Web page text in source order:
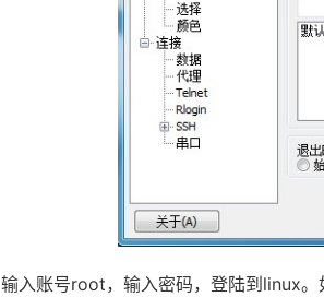
输入账号root，输入密码，登陆到linux。